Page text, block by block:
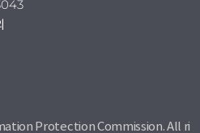
Protection Commission. All ri